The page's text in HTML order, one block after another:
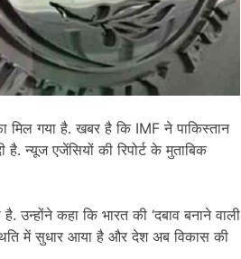
मिल गया है. खबर है कि IMF ने पाकिस्तान
न्यूज एजेंसियों की रिपोर्ट के मुताबिक
कहा कि भारत की ‘दबाव बनाने वाली
में सुधार आया है और देश अब विकास की